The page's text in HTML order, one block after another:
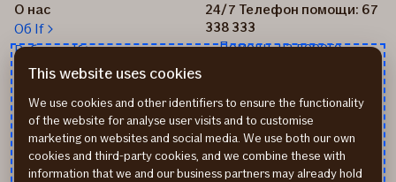
О нас
Об If
Работа в If
Новости
24/7 Телефон помощи: 67
338 333
Помощь на дороге
Наши офисы
Дистрибьюторы
страхования If
Реквизиты
This website uses cookies
We use cookies and other identifiers to ensure the functionality
of the website for analyse user visits and to customise
marketing on websites and social media. We use both our own
cookies and third-party cookies, and we combine these with
information that we and our business partners may already hold